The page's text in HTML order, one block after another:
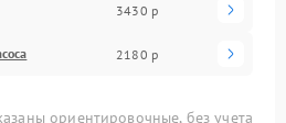
3430 р
2180 р
ориентировочные, без учета